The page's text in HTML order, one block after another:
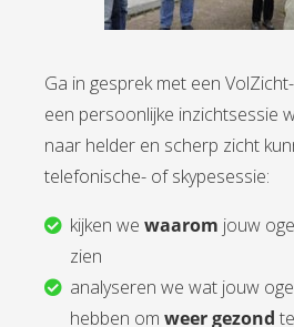
Ga in gesprek met een
een persoonlijke inzichtsessie
naar helder en scherp zicht
telefonische- of skypesessie:
kijken wewaarom jouw
zien
analyseren we wat jouw
hebben omweer gezond